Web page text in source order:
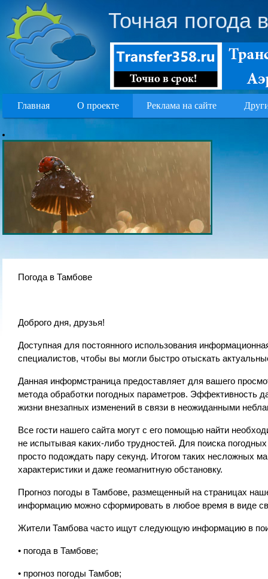
Точная погода
Главная О проекте Реклама на сайте
Погода в Тамбове
Доброго дня, друзья!
Доступная для постоянного использования
специалистов, чтобы вы могли быстро отыскать
Данная информстраница предоставляет для вашего
метода обработки погодных параметров. Эффективность
жизни внезапных изменений в связи в неожиданными
Все гости нашего сайта могут с его помощью найти
не испытывая каких-либо трудностей. Для поиска
просто подождать пару секунд. Итогом таких несложных
характеристики и даже геомагнитную обстановку.
Прогноз погоды в Тамбове, размещенный на страницах
информацию можно сформировать в любое время в виде
Жители Тамбова часто ищут следующую информацию в
• погода в Тамбове;
• прогноз погоды Тамбов;